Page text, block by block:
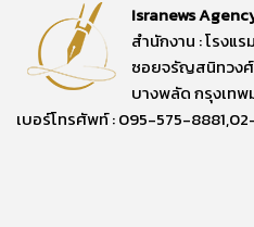
Isranews
สำนักงาน : โรงแร
ซอยจรัญสนิทวงศ์
บางพลัด กรุงเท
เบอร์โทรศัพท์ : 095-575-